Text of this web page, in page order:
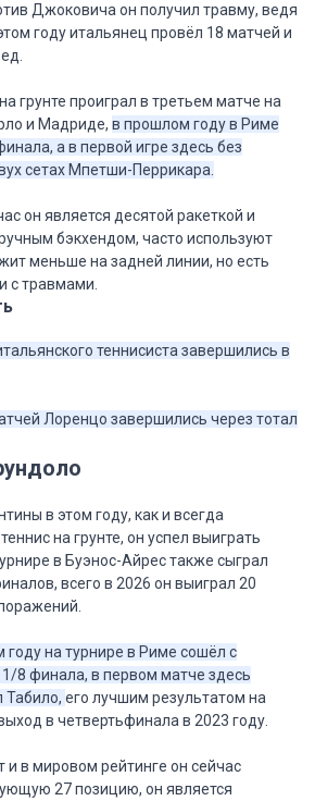
Джоковича он получил травму, ведя
году итальянец провёл 18 матчей и
грунте проиграл в третьем матче на
и Мадриде, в прошлом году в Риме
а в первой игре здесь без
сетах Мпетши-Перрикара.
он является десятой ракеткой и
бэкхендом, часто используют
меньше на задней линии, но есть
с травмами.
теннисиста завершились в
Лоренцо завершились через тотал
в этом году, как и всегда
на грунте, он успел выиграть
в Буэнос-Айрес также сыграл
всего в 2026 он выиграл 20
на турнире в Риме сошёл с
8 финала, в первом матче здесь
Табило, его лучшим результатом на
в четвертьфинала в 2023 году.
и в мировом рейтинге он сейчас
27 позицию, он является